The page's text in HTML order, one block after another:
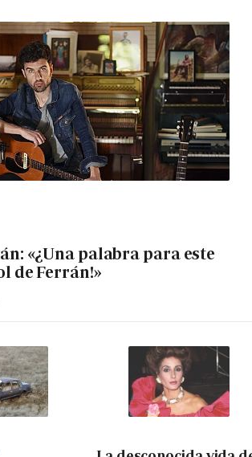
«¿Una palabra para este
de Ferrán!»